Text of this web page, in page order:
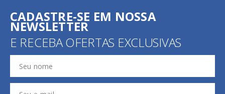
CADASTRE-SE EM NOSSA
NEWSLETTER
E RECEBA OFERTAS EXCLUSIVAS